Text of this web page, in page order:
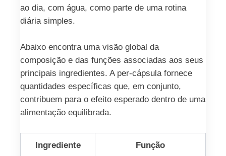
ao dia, com água, como parte de uma rotina
diária simples.
Abaixo encontra uma visão global da
composição e das funções associadas aos seus
principais ingredientes. A per-cápsula fornece
quantidades específicas que, em conjunto,
contribuem para o efeito esperado dentro de uma
alimentação equilibrada.
Ingrediente Função